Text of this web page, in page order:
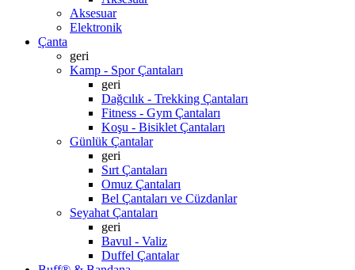
Aksesuar
Elektronik
Çanta
geri
Kamp - Spor Çantaları
geri
Dağcılık - Trekking Çantaları
Fitness - Gym Çantaları
Koşu - Bisiklet Çantaları
Günlük Çantalar
geri
Sırt Çantaları
Omuz Çantaları
Bel Çantaları ve Cüzdanlar
Seyahat Çantaları
geri
Bavul - Valiz
Duffel Çantalar